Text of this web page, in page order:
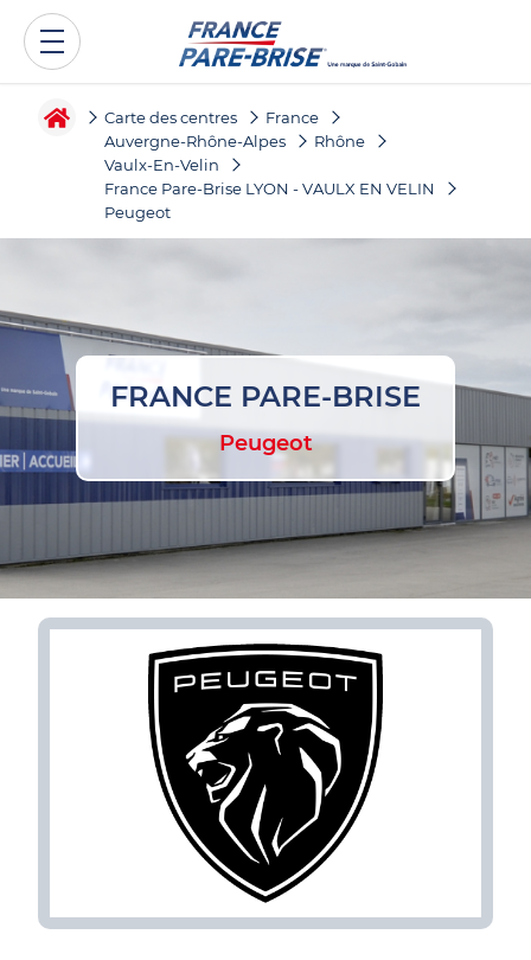
Carte des centres
France
Auvergne-Rhône-Alpes
Rhône
Vaulx-En-Velin
France Pare-Brise LYON - VAULX EN VELIN
Peugeot
FRANCE PARE-BRISE
Peugeot